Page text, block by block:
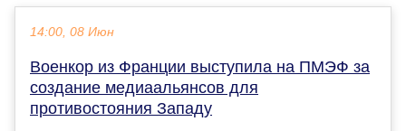
14:00, 08 Июн
Военкор из Франции выступила на ПМЭФ за
создание медиаальянсов для
противостояния Западу